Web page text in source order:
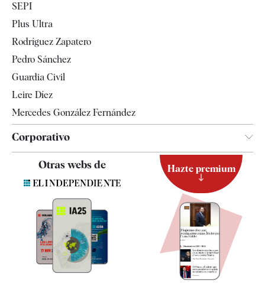
Televisión
SEPI
Plus Ultra
Rodríguez Zapatero
Pedro Sánchez
Guardia Civil
Leire Díez
Mercedes González Fernández
Corporativo
Contacto
Quiénes somos
Especificaciones
Otras webs de Hazte premium